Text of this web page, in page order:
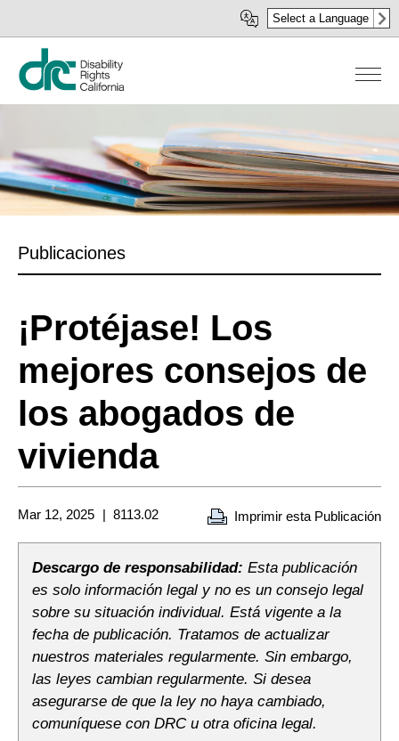
al
contenido
principal
Select a Language
Publicaciones
¡Protéjase! Los
mejores consejos de
los abogados de
vivienda
Mar 12, 2025 8113.02 Imprimir esta Publicación
Descargo de responsabilidad: Esta publicación
es solo información legal y no es un consejo legal
sobre su situación individual. Está vigente a la
fecha de publicación. Tratamos de actualizar
nuestros materiales regularmente. Sin embargo,
las leyes cambian regularmente. Si desea
asegurarse de que la ley no haya cambiado,
comuníquese con DRC u otra oficina legal.